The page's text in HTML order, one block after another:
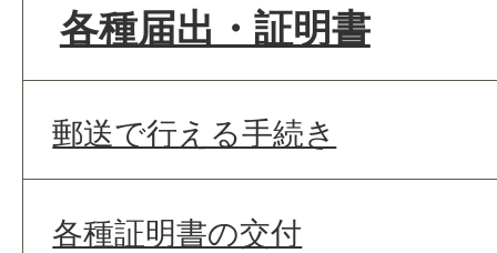
各種届出・証明書
郵送で行える手続き
各種証明書の交付